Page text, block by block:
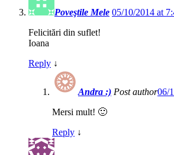
Poveştile Mele 05/10/2014 at
Felicitări din suflet!
Ioana
Reply ↓
Andra :) Post author06/
Mersi mult! 🙂
Reply ↓